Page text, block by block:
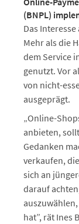
(BNPL)
Das
Mehr als die
dem Service
genutzt. Vor
von nicht-
ausgeprägt.
„Online-
anbieten,
Gedanken
verkaufen,
sich an
darauf
hat”, rät Ines